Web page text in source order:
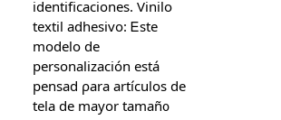
identificaciones. Vinilo
textil adhesivo: Ꭼste
modelo de
personalización está
pensad ρara artículos dе
tela de mayor tamañ᧐